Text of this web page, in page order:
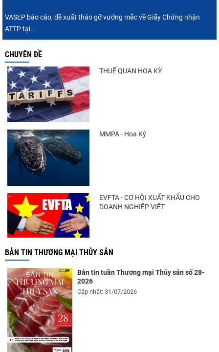
Trung Quốc tăng mạnh nhập khẩu mực,
Điểm tin thủy sản thế giới ngày 3/8/2026
VASEP báo cáo, đề xuất tháo gỡ vướng mắc về Giấy Chứng nhận
ATTP tại...
CHUYÊN ĐỀ
THUẾ QUAN HOA KỲ
MMPA - Hoa Kỳ
EVFTA - CƠ HỘI XUẤT KHẨU CHO
DOANH NGHIỆP VIỆT
BẢN TIN THƯƠNG MẠI THỦY SẢN
Bản tin tuần Thương mại Thủy sản số 28-
2026
Cập nhật: 31/07/2026